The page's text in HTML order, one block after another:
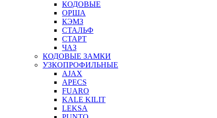
КОДОВЫЕ
ОРША
КЭМЗ
СТАЛЬФ
СТАРТ
ЧАЗ
КОДОВЫЕ ЗАМКИ
УЗКОПРОФИЛЬНЫЕ
AJAX
APECS
FUARO
KALE KILIT
LEKSA